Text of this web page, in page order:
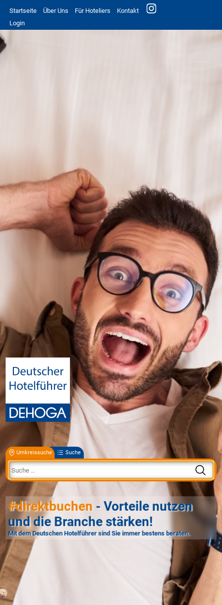
Startseite Über Uns Für Hoteliers
Kontakt
Login
Umkreissuche Suche
#direktbuchen - Vorteile nutzen
und die Branche stärken!
Mit dem Deutschen Hotelführer sind Sie immer bestens beraten.